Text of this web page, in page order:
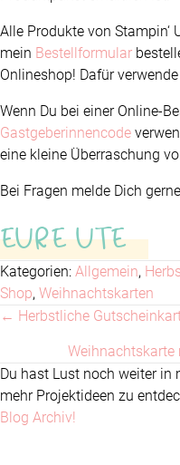
Alle Produkte von Stampin‘
mein Bestellformular
Onlineshop! Dafür
Wenn Du bei einer Online-
Gastgeberinnencode
eine kleine Überraschung
Bei Fragen melde Dich
EURE UTE
Kategorien: Allgemein,
Shop, Weihnachtskarten
Posts
navigation
← Herbstliche
Weihnachtskarte
Du hast Lust noch weiter in
mehr Projektideen zu
Blog Archiv!